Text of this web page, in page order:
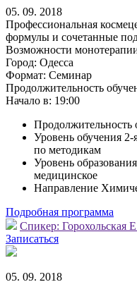
05. 09. 2018
Профессиональная
формулы и сочетанные
Возможности
Город: Одесса
Формат: Семинар
Продолжительность
Начало в: 19:00
Продолжительность
Уровень обучения
по методикам
Уровень
медицинское
Направление
Подробная программа
Спикер: Горохольская
Записаться
05. 09. 2018